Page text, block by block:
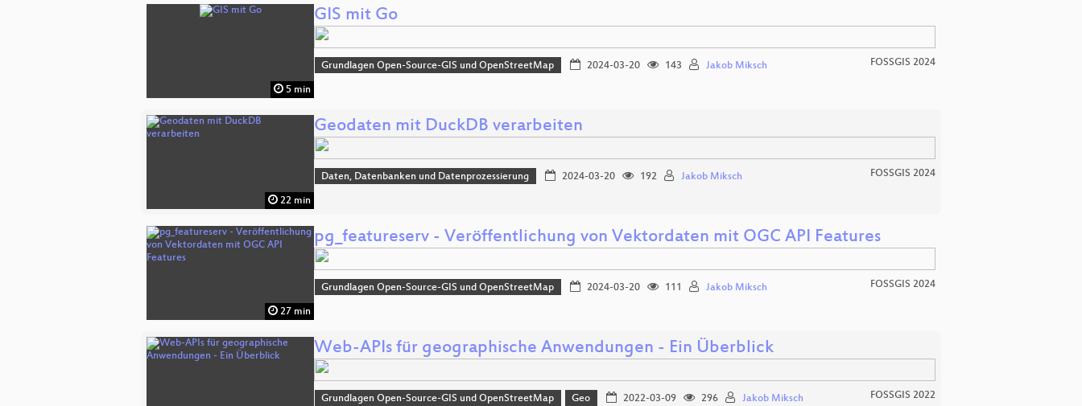
5 min
GIS mit Go
Grundlagen Open-Source-GIS und OpenStreetMap 2024-03-20 143 Jakob Miksch FOSSGIS 2024
22 min
Geodaten mit DuckDB verarbeiten
Daten, Datenbanken und Datenprozessierung 2024-03-20 192 Jakob Miksch FOSSGIS 2024
27 min
pg_featureserv - Veröffentlichung von Vektordaten mit OGC API Features
Grundlagen Open-Source-GIS und OpenStreetMap 2024-03-20 111 Jakob Miksch FOSSGIS 2024
Web-APIs für geographische Anwendungen - Ein Überblick
Grundlagen Open-Source-GIS und OpenStreetMap Geo 2022-03-09 296 Jakob Miksch FOSSGIS 2022